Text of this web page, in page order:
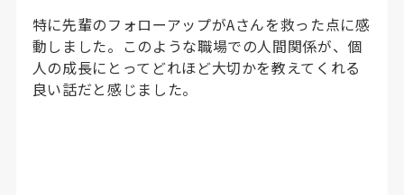
特に先輩のフォローアップがAさんを救った点に感
動しました。このような職場での人間関係が、個
人の成長にとってどれほど大切かを教えてくれる
良い話だと感じました。